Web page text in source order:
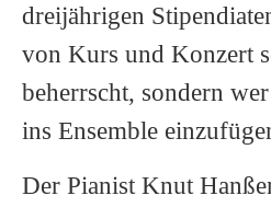
dreijährigen
von Kurs und Konzert
beherrscht, sondern
ins Ensemble
Der Pianist Knut